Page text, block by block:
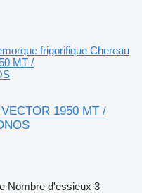
frigorifique Chereau
MT /
1950 MT /
Nombre d'essieux 3